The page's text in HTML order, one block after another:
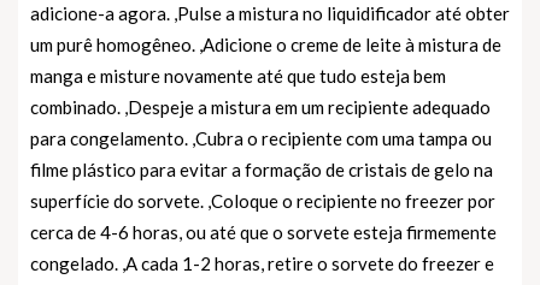
adicione-a agora. ,Pulse a mistura no liquidificador até obter
um purê homogêneo. ,Adicione o creme de leite à mistura de
manga e misture novamente até que tudo esteja bem
combinado. ,Despeje a mistura em um recipiente adequado
para congelamento. ,Cubra o recipiente com uma tampa ou
filme plástico para evitar a formação de cristais de gelo na
superfície do sorvete. ,Coloque o recipiente no freezer por
cerca de 4-6 horas, ou até que o sorvete esteja firmemente
congelado. ,A cada 1-2 horas, retire o sorvete do freezer e